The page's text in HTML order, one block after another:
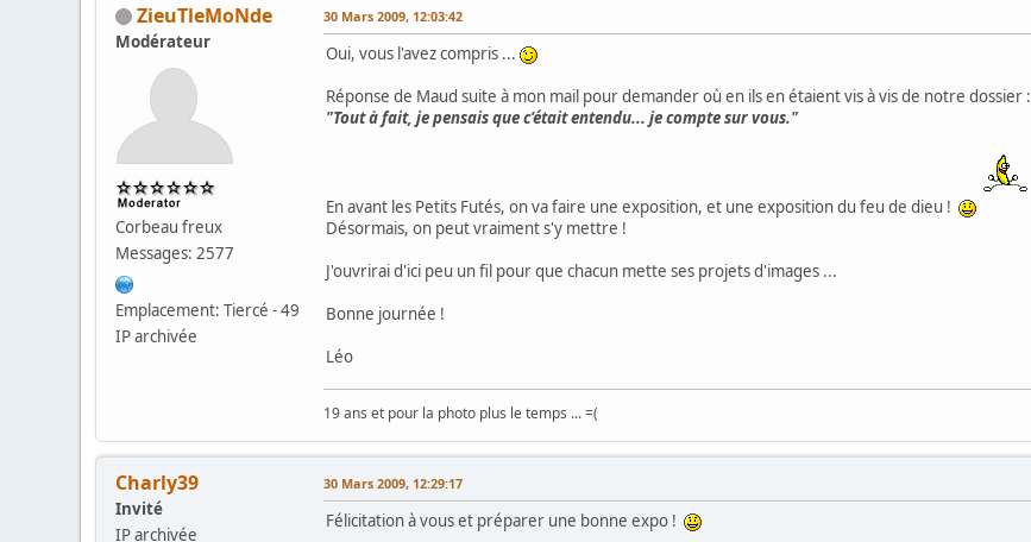
ZieuTleMoNde
Modérateur
Corbeau freux
Messages: 2577
Emplacement: Tiercé - 49
IP archivée
30 Mars 2009, 12:03:42
Oui, vous l'avez compris ...
Réponse de Maud suite à mon mail pour demander où en ils en étaient vis à vis de notre dossier :
"Tout à fait, je pensais que c'était entendu... je compte sur vous."
En avant les Petits Futés, on va faire une exposition, et une exposition du feu de dieu !
Désormais, on peut vraiment s'y mettre !
J'ouvrirai d'ici peu un fil pour que chacun mette ses projets d'images ...
Bonne journée !
Léo
19 ans et pour la photo plus le temps ... =(
Charly39
Invité
IP archivée
30 Mars 2009, 12:29:17
Félicitation à vous et préparer une bonne expo !